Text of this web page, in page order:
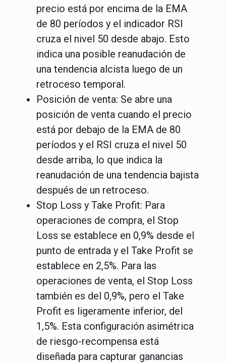
precio está por encima de la EMA
de 80 períodos y el indicador RSI
cruza el nivel 50 desde abajo. Esto
indica una posible reanudación de
una tendencia alcista luego de un
retroceso temporal.
Posición de venta: Se abre una
posición de venta cuando el precio
está por debajo de la EMA de 80
períodos y el RSI cruza el nivel 50
desde arriba, lo que indica la
reanudación de una tendencia bajista
después de un retroceso.
Stop Loss y Take Profit: Para
operaciones de compra, el Stop
Loss se establece en 0,9% desde el
punto de entrada y el Take Profit se
establece en 2,5%. Para las
operaciones de venta, el Stop Loss
también es del 0,9%, pero el Take
Profit es ligeramente inferior, del
1,5%. Esta configuración asimétrica
de riesgo-recompensa está
diseñada para capturar ganancias